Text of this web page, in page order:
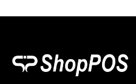
và giấy in. Không cần mực